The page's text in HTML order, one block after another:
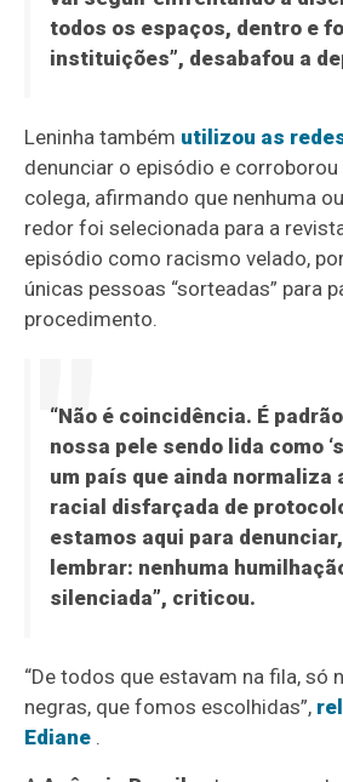
todos os espaços, dentro e
instituições”, desabafou a
Leninha também utilizou as
denunciar o episódio e
colega, afirmando que nenhuma
redor foi selecionada para a
episódio como racismo velado,
únicas pessoas “sorteadas” para
procedimento.
“Não é coincidência. É
nossa pele sendo lida como
um país que ainda normaliza
racial disfarçada de
estamos aqui para
lembrar: nenhuma
silenciada”, criticou.
“De todos que estavam na fila, só
negras, que fomos escolhidas”,
Ediane .